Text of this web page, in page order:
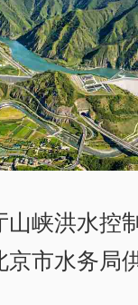
山峡洪水控
京市水务局